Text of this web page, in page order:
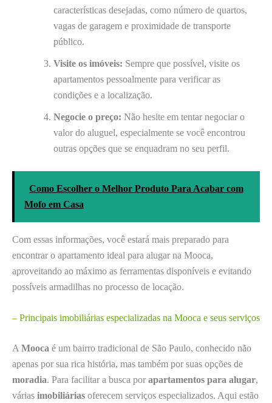
características desejadas, como número de quartos,
vagas de garagem e proximidade de transporte
público.
Visite os imóveis: Sempre que possível, visite os
apartamentos pessoalmente para verificar as
condições e a localização.
Negocie o preço: Não hesite em tentar negociar o
valor do aluguel, especialmente se você encontrou
outras opções que se enquadram no seu perfil.
Como Escolher o Melhor Produto Para Acabar com
Mofo em Casa
Com essas informações, você estará mais preparado para
encontrar o apartamento ideal para alugar na Mooca,
aproveitando ao máximo as ferramentas disponíveis e evitando
possíveis armadilhas no processo de locação.
– Principais imobiliárias especializadas na Mooca e seus serviços
A Mooca é um bairro tradicional de São Paulo, conhecido não
apenas por sua rica história, mas também por suas opções de
moradia. Para facilitar a busca por apartamentos para alugar,
várias imobiliárias oferecem serviços especializados. Aqui estão